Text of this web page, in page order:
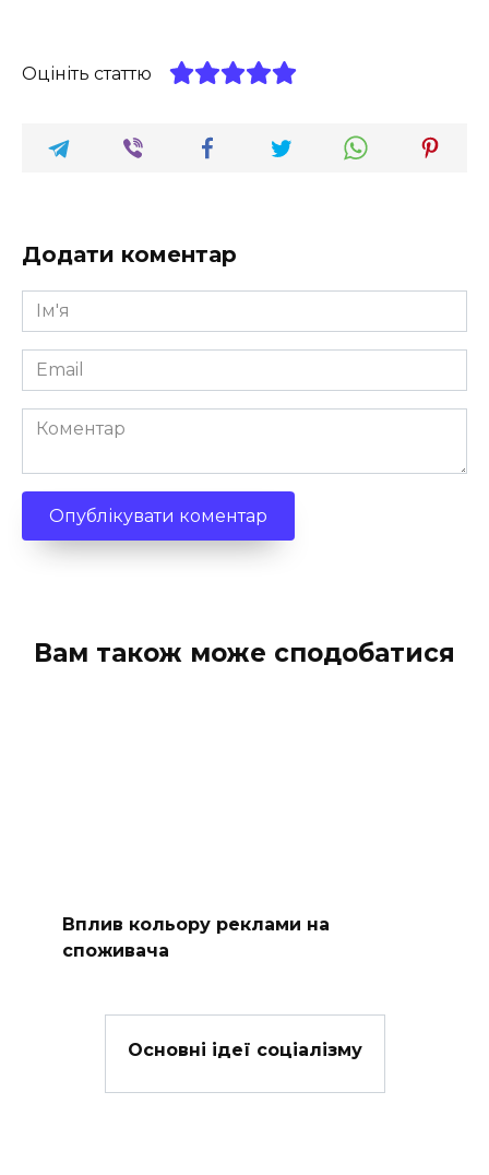
Оцініть статтю
Додати коментар
Ім'я
*
Email
*
Коментар
Вам також може сподобатися
Вплив кольору реклами на
споживача
Основні ідеї соціалізму